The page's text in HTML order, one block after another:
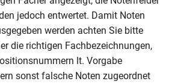
Noten)
Noten)-
G9)
G9) (A4
nach
jedoch entwertet. Damit Noten
werden achten Sie bitte
die richtigen Fachbezeichnungen,
lt. Vorgabe
sonst falsche Noten zugeordnet